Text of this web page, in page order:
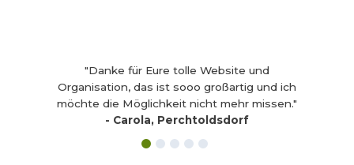
"Danke für Eure tolle Website und
Organisation, das ist sooo großartig und ich
möchte die Möglichkeit nicht mehr missen."
- Carola, Perchtoldsdorf